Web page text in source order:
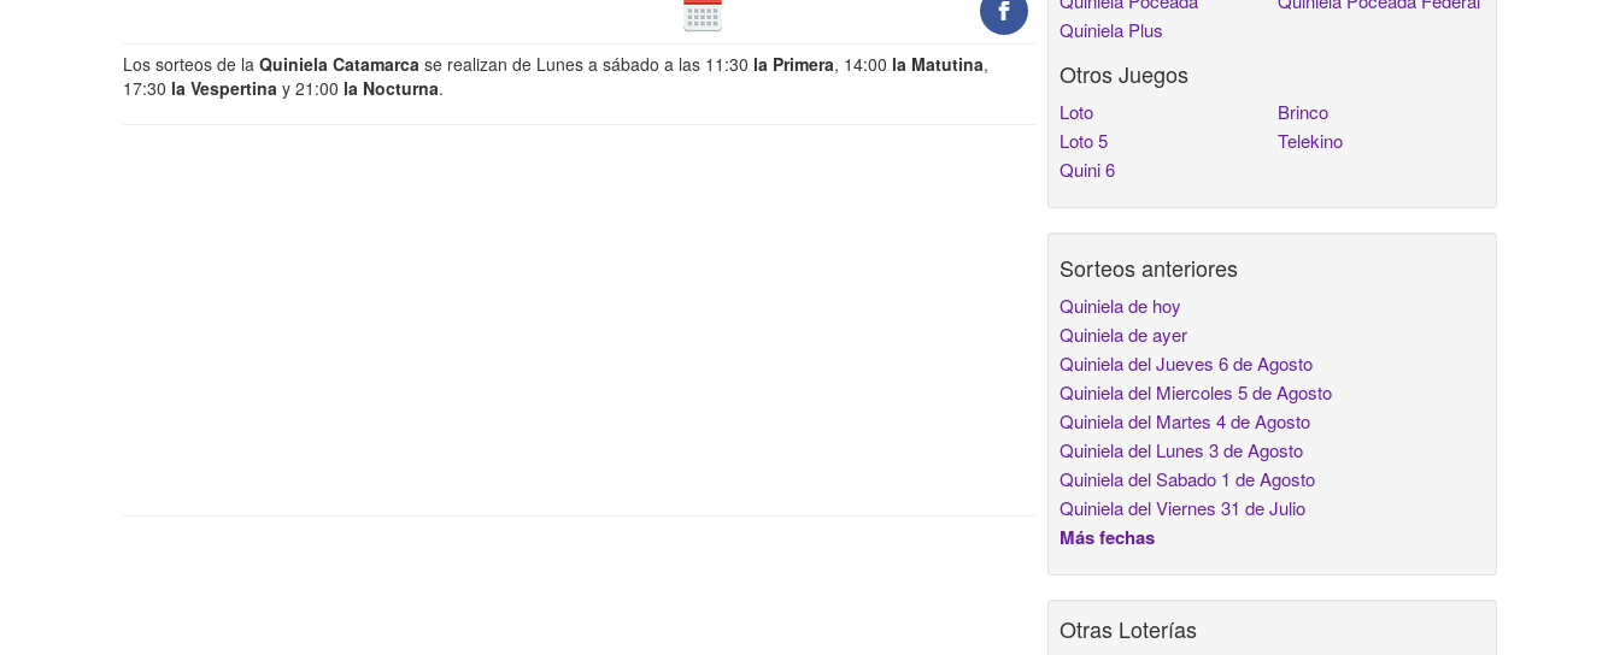
Los sorteos de la Quiniela Catamarca se realizan de Lunes a sábado a las 11:30 la Primera, 14:00 la Matutina,
17:30 la Vespertina y 21:00 la Nocturna.
Quiniela Plus
Otros Juegos
Loto
Loto 5
Quini 6
Brinco
Telekino
Sorteos anteriores
Quiniela de hoy
Quiniela de ayer
Quiniela del Jueves 6 de Agosto
Quiniela del Miercoles 5 de Agosto
Quiniela del Martes 4 de Agosto
Quiniela del Lunes 3 de Agosto
Quiniela del Sabado 1 de Agosto
Quiniela del Viernes 31 de Julio
Más fechas
Otras Loterías